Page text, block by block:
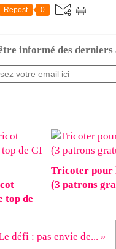
Repost 0
informé des
top de
Tricoter pour
(3 patrons
défi : pas envie de... »